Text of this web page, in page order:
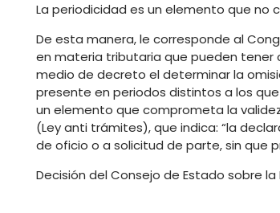
La periodicidad es un elemento que no
De esta manera, le corresponde al
en materia tributaria que pueden tener
medio de decreto el determinar la
presente en periodos distintos a los
un elemento que comprometa la
(Ley anti trámites), que indica: “la
de oficio o a solicitud de parte, sin que
Decisión del Consejo de Estado sobre la